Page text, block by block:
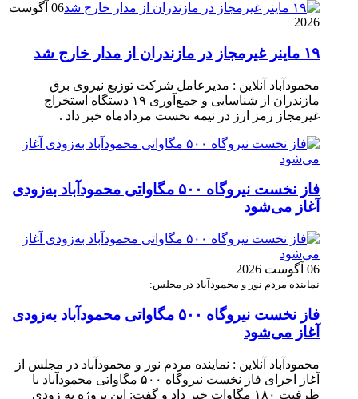
06 آگوست
2026
۱۹ ماینر غیرمجاز در مازندران از مدار خارج شد
محمودآباد آنلاین : مدیرعامل شرکت توزیع نیروی برق
مازندران از شناسایی و جمع‌آوری ۱۹ دستگاه استخراج
غیرمجاز رمز ارز در نیمه نخست مردادماه خبر داد .
فاز نخست نیروگاه ۵۰۰ مگاواتی محمودآباد به‌زودی
آغاز می‌شود
06 آگوست 2026
نماینده مردم نور و محمودآباد در مجلس:
فاز نخست نیروگاه ۵۰۰ مگاواتی محمودآباد به‌زودی
آغاز می‌شود
محمودآباد آنلاین : نماینده مردم نور و محمودآباد در مجلس از
آغاز اجرای فاز نخست نیروگاه ۵۰۰ مگاواتی محمودآباد با
ظرفیت ۱۸۰ مگاوات خبر داد و گفت: این پروژه به زودی